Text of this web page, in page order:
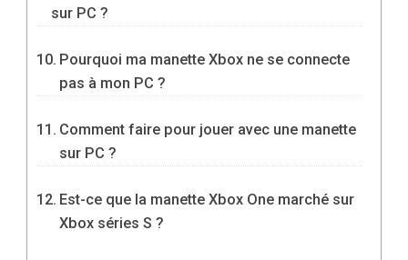
sur PC ?
Pourquoi ma manette Xbox ne se connecte
pas à mon PC ?
Comment faire pour jouer avec une manette
sur PC ?
Est-ce que la manette Xbox One marché sur
Xbox séries S ?